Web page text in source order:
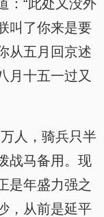
：“此处又没外
叫了你来是要
从五月回京述
月十五一过又
人，骑兵只半
战马备用。现
是年盛力强之
，从前是延平